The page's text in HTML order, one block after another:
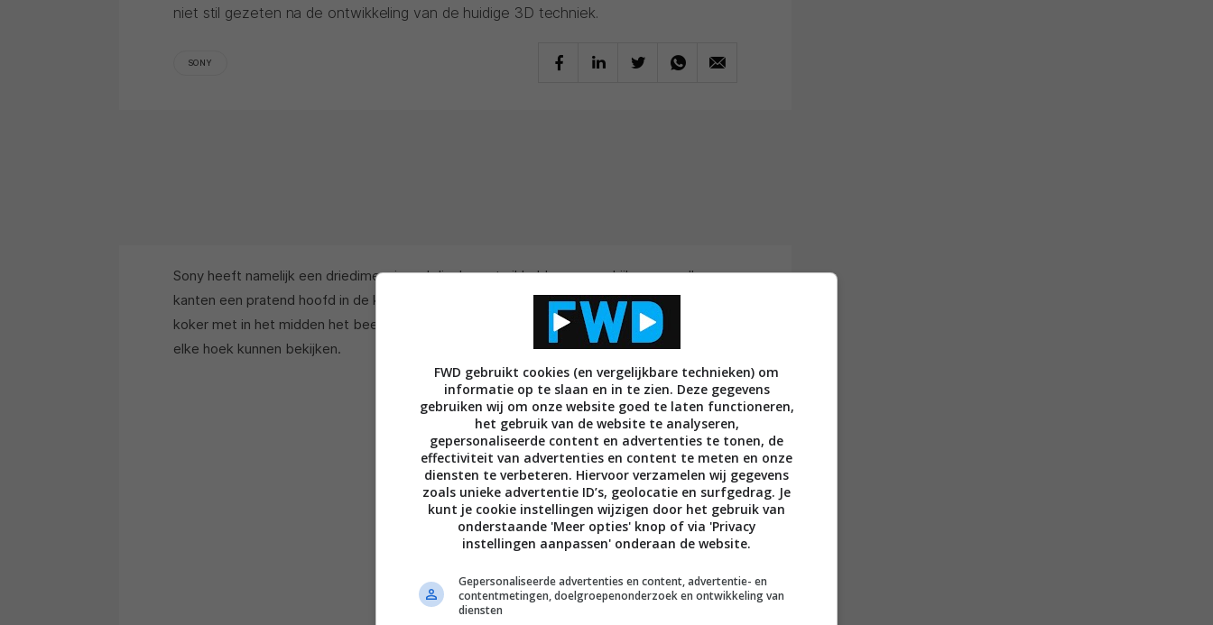
niet stil gezeten na de ontwikkeling van de huidige 3D techniek.
SONY
Sony heeft namelijk een driedimensionaal display ontwikkeld waarmee kijkers van alle
kanten een pratend hoofd in de kamer kunnen zien zweven. Het gaat om een ronde glazen
koker met in het midden het beeld, waar kijkers omheen kunnen lopen en het beeld vanuit
elke hoek kunnen bekijken.
FWD gebruikt cookies (en vergelijkbare technieken) om
informatie op te slaan en in te zien. Deze gegevens
gebruiken wij om onze website goed te laten functioneren,
het gebruik van de website te analyseren,
gepersonaliseerde content en advertenties te tonen, de
effectiviteit van advertenties en content te meten en onze
diensten te verbeteren. Hiervoor verzamelen wij gegevens
zoals unieke advertentie ID’s, geolocatie en surfgedrag. Je
kunt je cookie instellingen wijzigen door het gebruik van
onderstaande 'Meer opties' knop of via 'Privacy
instellingen aanpassen' onderaan de website.
Gepersonaliseerde advertenties en content, advertentie- en
contentmetingen, doelgroepenonderzoek en ontwikkeling van
diensten